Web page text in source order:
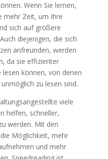
Wenn Sie lernen,
mehr Zeit, um Ihre
sich auf größere
diejenigen, die sich
anfreunden, werden
da sie effizienter
können, von denen
zu lesen sind.
viele
helfen, schneller,
werden. Mit den
Möglichkeit, mehr
und mehr